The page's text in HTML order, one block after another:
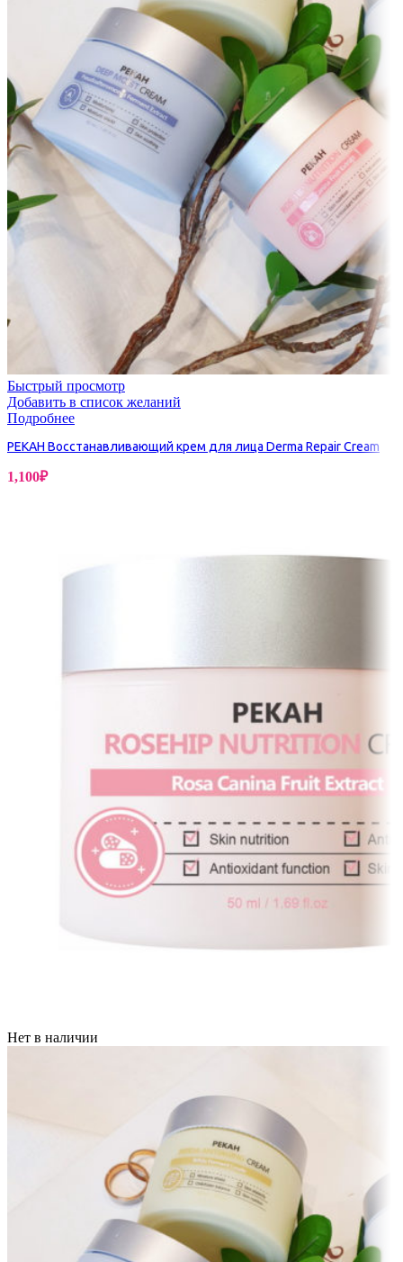
Быстрый просмотр
Добавить в список желаний
Подробнее
PEKAH Восстанавливающий крем для лица Derma Repair Cream
1,100₽
Нет в наличии